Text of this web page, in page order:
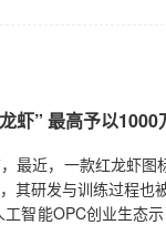
虾” 最高予以1000
最近，一款红龙虾
其研发与训练过程
智能OPC创业生态